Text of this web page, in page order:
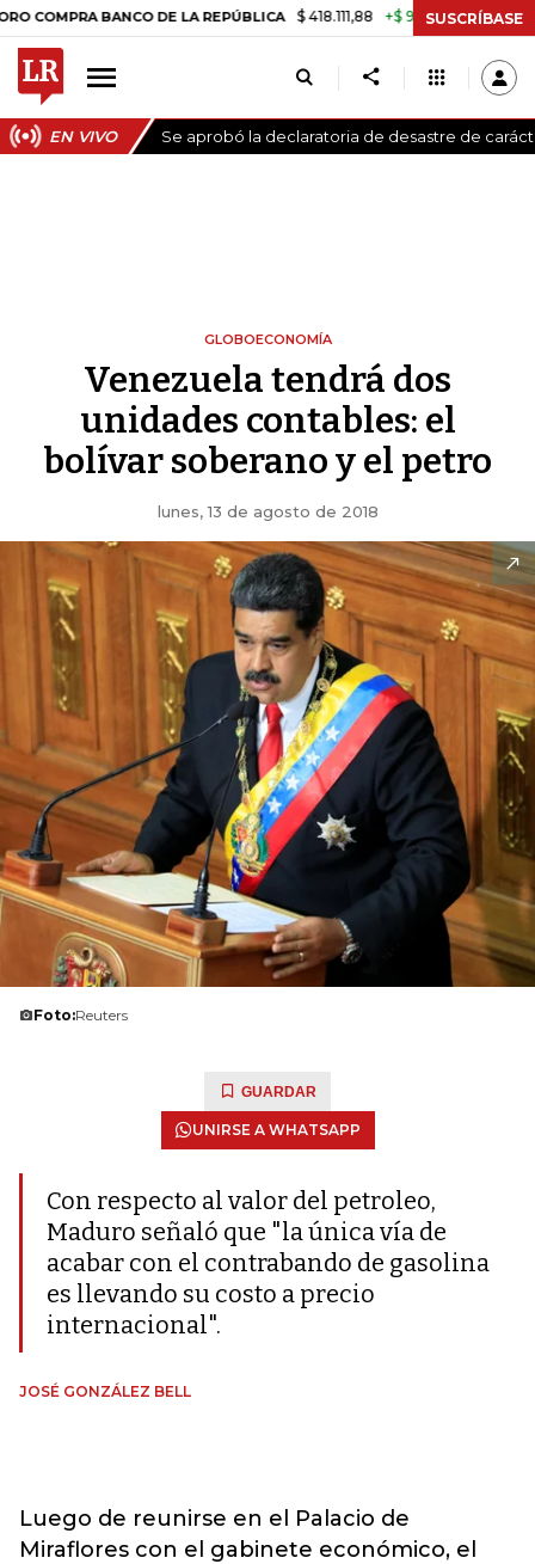
BANCO DE LA REPÚBLICA $ 418.111,88 +$ 9.612,91 +2,35% TASA
SUSCRÍBASE
EN VIVO Se aprobó la declaratoria de desastre de
GLOBOECONOMÍA
Venezuela tendrá dos
unidades contables: el
bolívar soberano y el petro
lunes, 13 de agosto de 2018
Foto:Reuters
GUARDAR
UNIRSE A WHATSAPP
Con respecto al valor del petroleo,
Maduro señaló que "la única vía de
acabar con el contrabando de gasolina
es llevando su costo a precio
internacional".
JOSÉ GONZÁLEZ BELL
Luego de reunirse en el Palacio de
Miraflores con el gabinete económico, el